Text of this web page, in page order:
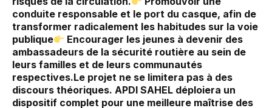
conduite responsable et le port du casque, afin de
transformer radicalement les habitudes sur la voie
publique‎
Encourager les jeunes à devenir des
ambassadeurs de la sécurité routière au sein de
leurs familles et de leurs communautés
respectives.‎‎‎Le projet ne se limitera pas à des
discours théoriques. APDI SAHEL déploiera un
dispositif complet pour une meilleure maîtrise des